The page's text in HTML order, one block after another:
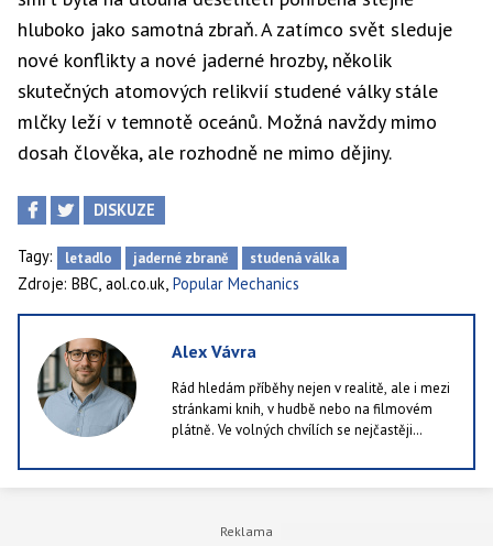
hluboko jako samotná zbraň. A zatímco svět sleduje
nové konflikty a nové jaderné hrozby, několik
skutečných atomových relikvií studené války stále
mlčky leží v temnotě oceánů. Možná navždy mimo
dosah člověka, ale rozhodně ne mimo dějiny.
DISKUZE
Tagy: letadlo jaderné zbraně studená válka
Zdroje: BBC aol.co.uk Popular Mechanics
Alex Vávra
Rád hledám příběhy nejen v realitě, ale i mezi
stránkami knih, v hudbě nebo na filmovém
plátně. Ve volných chvílích se nejčastěji
herní zážitek, nejraději sahám po
simulátorech.